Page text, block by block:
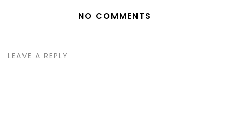
NO COMMENTS
LEAVE A REPLY